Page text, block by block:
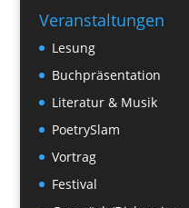
Veranstaltungen
Lesung
Buchpräsentation
Literatur & Musik
PoetrySlam
Vortrag
Festival